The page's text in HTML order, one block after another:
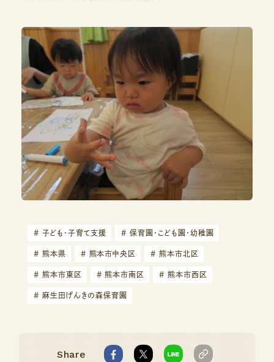
# 子ども・子育て支援 # 保育園・こども園・幼稚園
# 熊本県 # 熊本市中央区 # 熊本市北区
# 熊本市東区 # 熊本市南区 # 熊本市西区
# 麻生田げんきの森保育園
Share